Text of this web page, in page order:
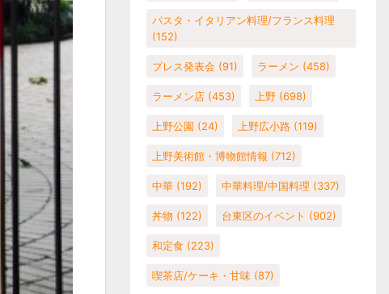
パスタ・イタリアン料理/フランス料理
(152)
プレス発表会 (91) ラーメン (458)
ラーメン店 (453) 上野 (698)
上野公園 (24) 上野広小路 (119)
上野美術館・博物館情報 (712)
中華 (192) 中華料理/中国料理 (337)
丼物 (122) 台東区のイベント (902)
和定食 (223)
喫茶店/ケーキ・甘味 (87)